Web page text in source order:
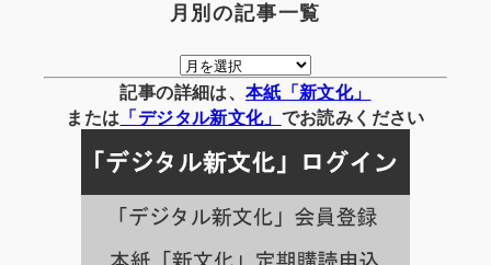
月別の記事一覧
月
別
の
事
一
覧
記事の詳細は、 本紙「新文化」
または 「デジタル新文化」 でお読みください